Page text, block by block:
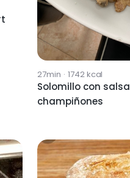
27min · 1742kcal
Solomillo con salsa
champiñones